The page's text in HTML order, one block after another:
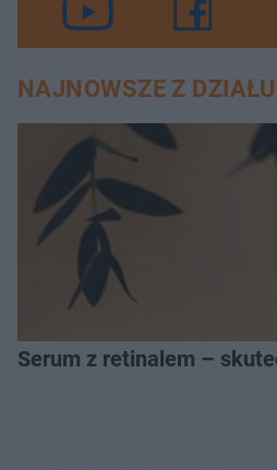
NAJNOWSZE Z
Serum z retinalem –